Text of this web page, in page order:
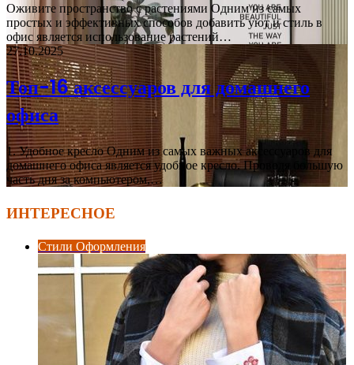
Оживите пространство с растениями Одним из самых
простых и эффективных способов добавить уют и стиль в
офис является использование растений…
27.10.2025
Топ-16 аксессуаров для домашнего
офиса
1. Удобное кресло Одним из самых важных аксессуаров для
домашнего офиса является удобное кресло. Проводя большую
часть дня за компьютером,…
ИНТЕРЕСНОЕ
Стили Оформления